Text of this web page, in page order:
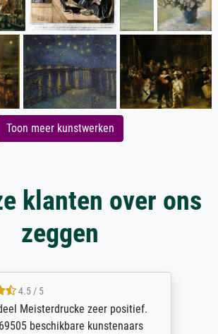
Toon meer kunstwerken
klanten over ons
zeggen
4.5 / 5
Meisterdrucke zeer positief.
beschikbare kunstenaars